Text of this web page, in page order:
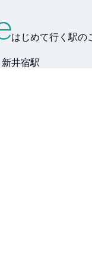
はじめて行く駅の
新井宿駅